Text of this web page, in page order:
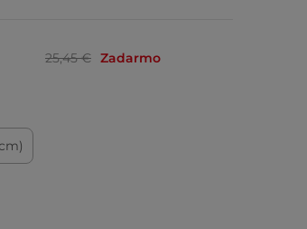
25,45 € Zadarmo